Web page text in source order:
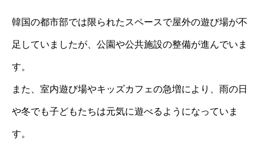
韓国の都市部では限られたスペースで屋外の遊び場が不
足していましたが、公園や公共施設の整備が進んでいま
す。
また、室内遊び場やキッズカフェの急増により、雨の日
や冬でも子どもたちは元気に遊べるようになっていま
す。